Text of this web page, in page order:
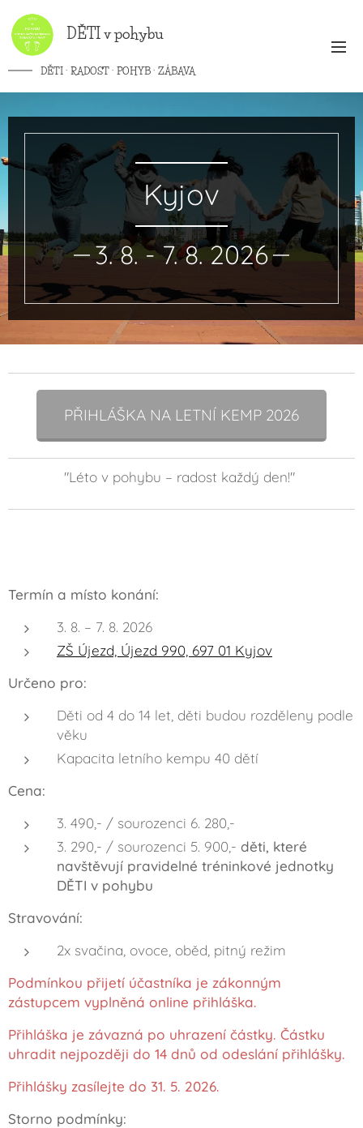
DĚTI vpohybu
DĚTI · RADOST · POHYB · ZÁBAVA
Kyjov
3. 8. - 7. 8. 2026
PŘIHLÁŠKA NA LETNÍ KEMP 2026
"Léto v pohybu – radost každý den!"
Termín a místo konání:
3. 8. – 7. 8. 2026
ZŠ Újezd, Újezd 990, 697 01 Kyjov
Určeno pro:
Děti od 4 do 14 let, děti budou rozděleny podle
věku
Kapacita letního kempu 40 dětí
Cena:
3. 490,- / sourozenci 6. 280,-
3. 290,- / sourozenci 5. 900,- děti, které
navštěvují pravidelné tréninkové jednotky
DĚTI v pohybu
Stravování:
2x svačina, ovoce, oběd, pitný režim
Podmínkou přijetí účastníka je zákonným
zástupcem vyplněná online přihláška.
Přihláška je závazná po uhrazení částky. Částku
uhradit nejpozději do 14 dnů od odeslání přihlášky.
Přihlášky zasílejte do 31. 5. 2026.
Storno podmínky: